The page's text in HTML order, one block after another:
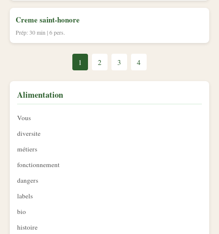
Creme saint-honore
Prép: 30 min | 6 pers.
1 2 3 4
Alimentation
Vous
diversite
métiers
fonctionnement
dangers
labels
bio
histoire